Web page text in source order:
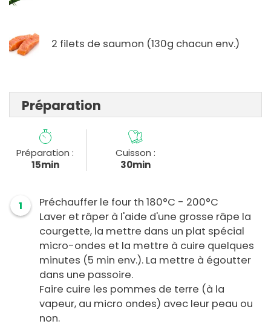
2 filets de saumon (130g chacun env.)
Préparation
Préparation :
15min
Cuisson :
30min
1
Préchauffer le four th 180°C - 200°C
Laver et râper à l'aide d'une grosse râpe la
courgette, la mettre dans un plat spécial
micro-ondes et la mettre à cuire quelques
minutes (5 min env.). La mettre à égoutter
dans une passoire.
Faire cuire les pommes de terre (à la
vapeur, au micro ondes) avec leur peau ou
non.